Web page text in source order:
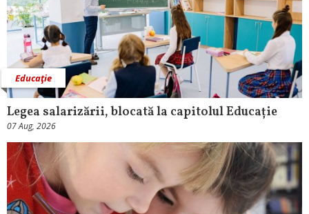
Educaţie
Legea salarizării, blocată la capitolul Educație
07 Aug, 2026